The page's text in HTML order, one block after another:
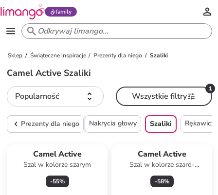
family
Sklep Świąteczne inspiracje Prezenty dla niego Szaliki
Camel Active Szaliki
Popularność
1
Wszystkie filtry
Prezenty dla niego Nakrycia głowy Szaliki
Camel Active
Szal w kolorze szarym
-55%
Camel Active
Szal w kolorze szaro-
kremowo-czerwonym
-58%